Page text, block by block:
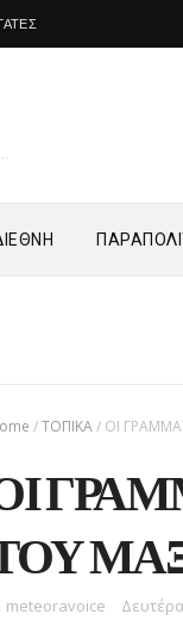
/ΤΟΠΙΚΑ/ ΟΙ
meteoravoice